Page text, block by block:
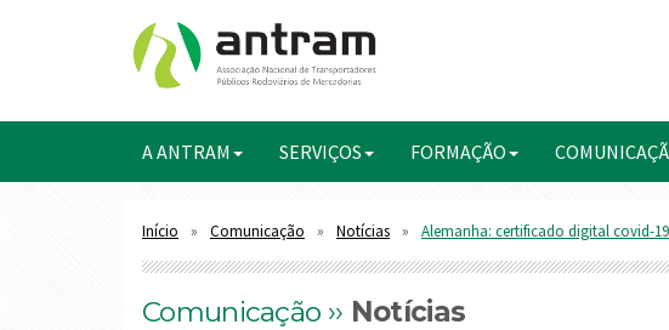
A ANTRAM SERVIÇOS FORMAÇÃO
Início Comunicação Notícias Alemanha: certificado digital covid-
Comunicação ›› Notícias